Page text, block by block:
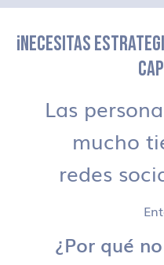
¡NECESITAS
Las
mucho
redes
¿Por qué